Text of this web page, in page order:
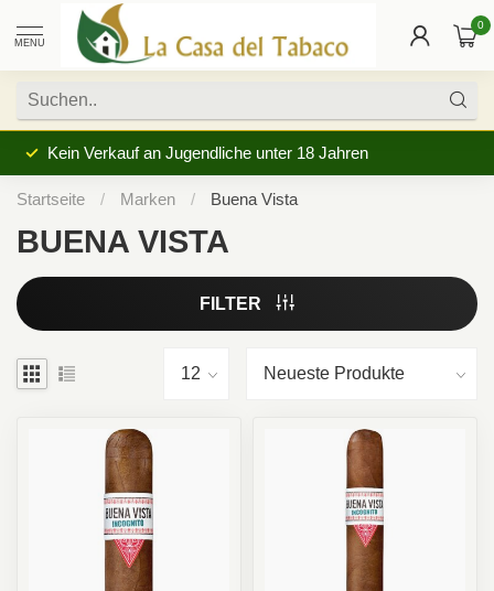
MENU
0
Kein Verkauf an Jugendliche unter 18 Jahren
Startseite / Marken / Buena Vista
BUENA VISTA
FILTER